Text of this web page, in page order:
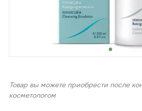
Товар вы можете приобрести после
косметологом